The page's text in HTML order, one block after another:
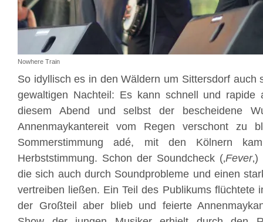
Nowhere Train
So idyllisch es in den Wäldern um Sittersdorf auch
gewaltigen Nachteil: Es kann schnell und rapide
diesem Abend und selbst der bescheidene
Annenmaykantereit vom Regen verschont zu
Sommerstimmung adé, mit den Kölnern
Herbststimmung. Schon der Soundcheck (‚Fever
die sich auch durch Soundprobleme und einen
vertreiben ließen. Ein Teil des Publikums flüchtete
der Großteil aber blieb und feierte